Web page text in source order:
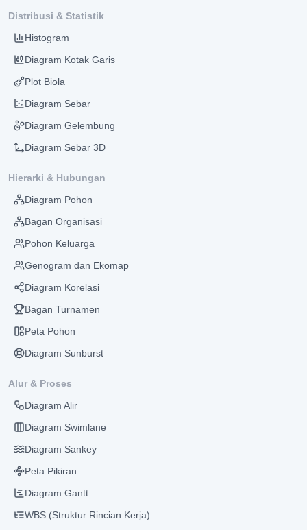
Distribusi & Statistik
Histogram
Diagram Kotak Garis
Plot Biola
Diagram Sebar
Diagram Gelembung
Diagram Sebar 3D
Hierarki & Hubungan
Diagram Pohon
Bagan Organisasi
Pohon Keluarga
Genogram dan Ekomap
Diagram Korelasi
Bagan Turnamen
Peta Pohon
Diagram Sunburst
Alur & Proses
Diagram Alir
Diagram Swimlane
Diagram Sankey
Peta Pikiran
Diagram Gantt
WBS (Struktur Rincian Kerja)